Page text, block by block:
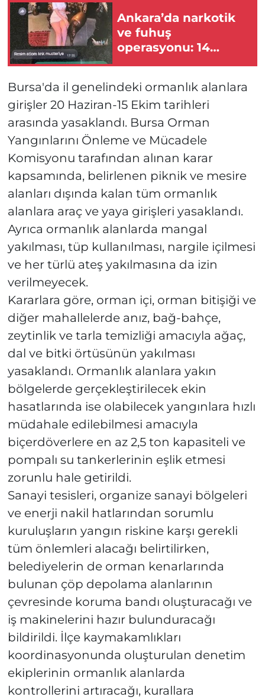
Ankara’da narkotik
ve fuhuş
operasyonu: 14
Bursa'da il genelindeki ormanlık alanlara
girişler 20 Haziran-15 Ekim tarihleri
arasında yasaklandı. Bursa Orman
Yangınlarını Önleme ve Mücadele
Komisyonu tarafından alınan karar
kapsamında, belirlenen piknik ve mesire
alanları dışında kalan tüm ormanlık
alanlara araç ve yaya girişleri yasaklandı.
Ayrıca ormanlık alanlarda mangal
yakılması, tüp kullanılması, nargile içilmesi
ve her türlü ateş yakılmasına da izin
verilmeyecek.
Kararlara göre, orman içi, orman bitişiği ve
diğer mahallelerde anız, bağ-bahçe,
zeytinlik ve tarla temizliği amacıyla ağaç,
dal ve bitki örtüsünün yakılması
yasaklandı. Ormanlık alanlara yakın
bölgelerde gerçekleştirilecek ekin
hasatlarında ise olabilecek yangınlara hızlı
müdahale edilebilmesi amacıyla
biçerdöverlere en az 2,5 ton kapasiteli ve
pompalı su tankerlerinin eşlik etmesi
zorunlu hale getirildi.
Sanayi tesisleri, organize sanayi bölgeleri
ve enerji nakil hatlarından sorumlu
kuruluşların yangın riskine karşı gerekli
tüm önlemleri alacağı belirtilirken,
belediyelerin de orman kenarlarında
bulunan çöp depolama alanlarının
çevresinde koruma bandı oluşturacağı ve
iş makinelerini hazır bulunduracağı
bildirildi. İlçe kaymakamlıkları
koordinasyonunda oluşturulan denetim
ekiplerinin ormanlık alanlarda
kontrollerini artıracağı, kurallara